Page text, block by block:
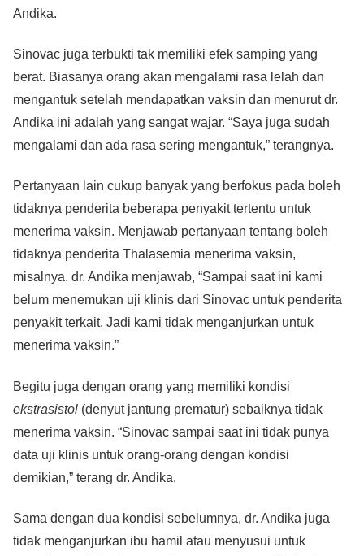
Andika.
Sinovac juga terbukti tak memiliki efek samping yang
berat. Biasanya orang akan mengalami rasa lelah dan
mengantuk setelah mendapatkan vaksin dan menurut dr.
Andika ini adalah yang sangat wajar. “Saya juga sudah
mengalami dan ada rasa sering mengantuk,” terangnya.
Pertanyaan lain cukup banyak yang berfokus pada boleh
tidaknya penderita beberapa penyakit tertentu untuk
menerima vaksin. Menjawab pertanyaan tentang boleh
tidaknya penderita Thalasemia menerima vaksin,
misalnya. dr. Andika menjawab, “Sampai saat ini kami
belum menemukan uji klinis dari Sinovac untuk penderita
penyakit terkait. Jadi kami tidak menganjurkan untuk
menerima vaksin.”
Begitu juga dengan orang yang memiliki kondisi
ekstrasistol (denyut jantung prematur) sebaiknya tidak
menerima vaksin. “Sinovac sampai saat ini tidak punya
data uji klinis untuk orang-orang dengan kondisi
demikian,” terang dr. Andika.
Sama dengan dua kondisi sebelumnya, dr. Andika juga
tidak menganjurkan ibu hamil atau menyusui untuk